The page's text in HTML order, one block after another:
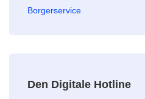
Borgerservice
Den Digitale Hotline